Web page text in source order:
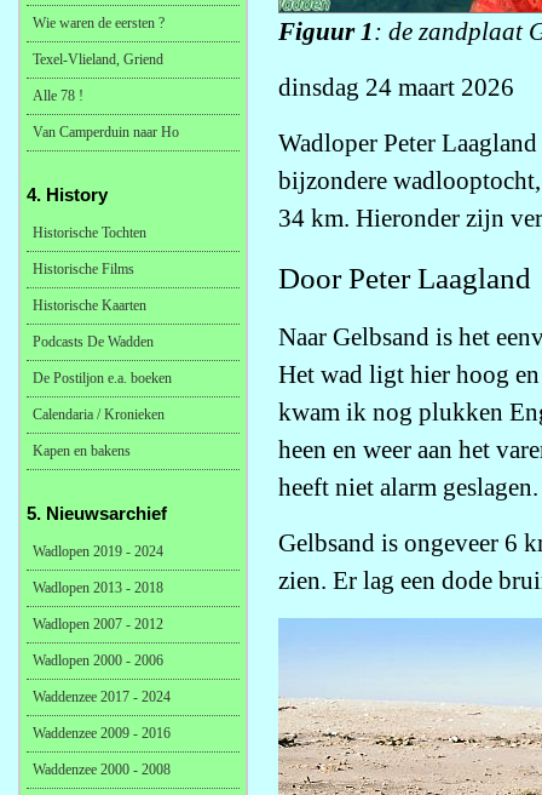
Figuur 1: de zandplaat
dinsdag 24 maart 2026
Wadloper Peter
bijzondere wadlooptocht,
34 km. Hieronder zijn
Door Peter Laagland
Naar Gelbsand is het
Het wad ligt hier hoog
kwam ik nog plukken
heen en weer aan het
heeft niet alarm geslagen.
Gelbsand is ongeveer 6
zien. Er lag een dode
Wie waren de eersten ?
Texel-Vlieland, Griend
Alle 78 !
Van Camperduin naar Ho
4. History
Historische Tochten
Historische Films
Historische Kaarten
Podcasts De Wadden
De Postiljon e.a. boeken
Calendaria / Kronieken
Kapen en bakens
5. Nieuwsarchief
Wadlopen 2019 - 2024
Wadlopen 2013 - 2018
Wadlopen 2007 - 2012
Wadlopen 2000 - 2006
Waddenzee 2017 - 2024
Waddenzee 2009 - 2016
Waddenzee 2000 - 2008